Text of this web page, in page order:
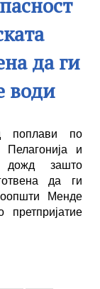
да ги
води
поплави по
Пелагонија и
дожд зашто
да ги
Менде
претпријатие